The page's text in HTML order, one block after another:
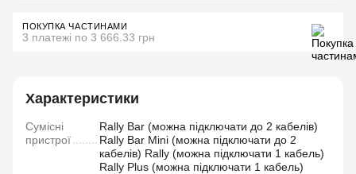
ПОКУПКА ЧАСТИНАМИ
3 платежі по 3 666.33 грн
Характеристики
Сумісні
пристрої
Rally Bar (можна підключати до 2 кабелів)
Rally Bar Mini (можна підключати до 2
кабелів) Rally (можна підключати 1 кабель)
Rally Plus (можна підключати 1 кабель)